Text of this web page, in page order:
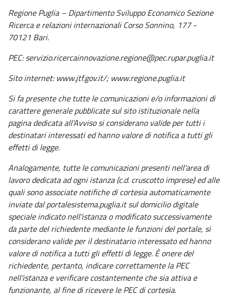
Regione Puglia – Dipartimento Sviluppo Economico Sezione
Ricerca e relazioni internazionali Corso Sonnino, 177 -
70121 Bari.
PEC: servizio.ricercainnovazione.regione@pec.rupar.puglia.it
Sito internet: www.jtf.gov.it/; www.regione.puglia.it
Si fa presente che tutte le comunicazioni e/o informazioni di
carattere generale pubblicate sul sito istituzionale nella
pagina dedicata all'Avviso si considerano valide per tutti i
destinatari interessati ed hanno valore di notifica a tutti gli
effetti di legge.
Analogamente, tutte le comunicazioni presenti nell'area di
lavoro dedicata ad ogni istanza (c.d. cruscotto imprese) ed alle
quali sono associate notifiche di cortesia automaticamente
inviate dal portalesistema.puglia.it sul domicilio digitale
speciale indicato nell'istanza o modificato successivamente
da parte del richiedente mediante le funzioni del portale, si
considerano valide per il destinatario interessato ed hanno
valore di notifica a tutti gli effetti di legge. È onere del
richiedente, pertanto, indicare correttamente la PEC
nell'istanza e verificare costantemente che sia attiva e
funzionante, al fine di ricevere le PEC di cortesia.